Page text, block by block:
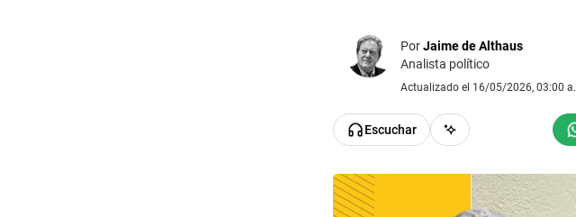
PorJaime de Althaus
Analista político
Actualizado el 16/05/2026, 03:00
Escuchar